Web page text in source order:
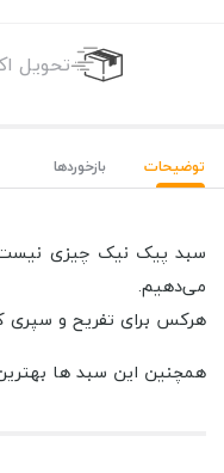
تحویل
توضیحات بازخوردها
سبد پیک نیک چیزی نیست
می‌دهیم.
هرکس برای تفریح و سپری
همچنین این سبد ها بهترین